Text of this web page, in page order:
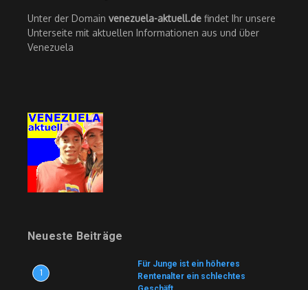
Unter der Domain venezuela-aktuell.de findet Ihr unsere
Unterseite mit aktuellen Informationen aus und über
Venezuela
Neueste Beiträge
1
Für Junge ist ein höheres
Rentenalter ein schlechtes